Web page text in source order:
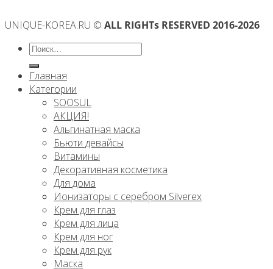
UNIQUE-KOREA.RU © ALL RIGHTs RESERVED 2016-2026
Искать:
Главная
Категории
SOOSUL
АКЦИЯ!
Альгинатная маска
Бьюти девайсы
Витамины
Декоративная косметика
Для дома
Ионизаторы с серебром Silverex
Крем для глаз
Крем для лица
Крем для ног
Крем для рук
Маска